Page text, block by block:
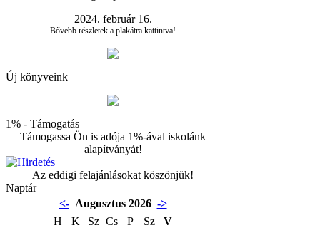
2024. február 16.
Bővebb részletek a plakátra kattintva!
Új könyveink
1% - Támogatás
Támogassa Ön is adója 1%-ával iskolánk
alapítványát!
Az eddigi felajánlásokat köszönjük!
Naptár
<- Augusztus 2026 ->
H
K Sz Cs P Sz
V